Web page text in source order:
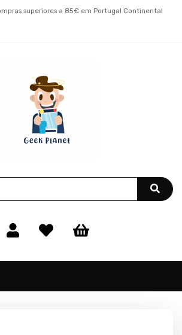
superiores a 85€ em Portugal Continental